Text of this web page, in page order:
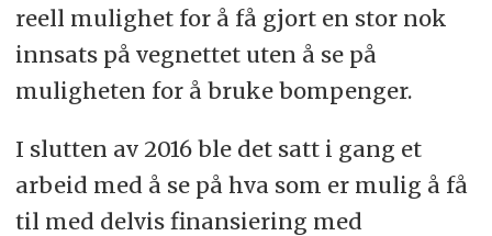
reell mulighet for å få gjort en stor nok
innsats på vegnettet uten å se på
muligheten for å bruke bompenger.
I slutten av 2016 ble det satt i gang et
arbeid med å se på hva som er mulig å få
til med delvis finansiering med